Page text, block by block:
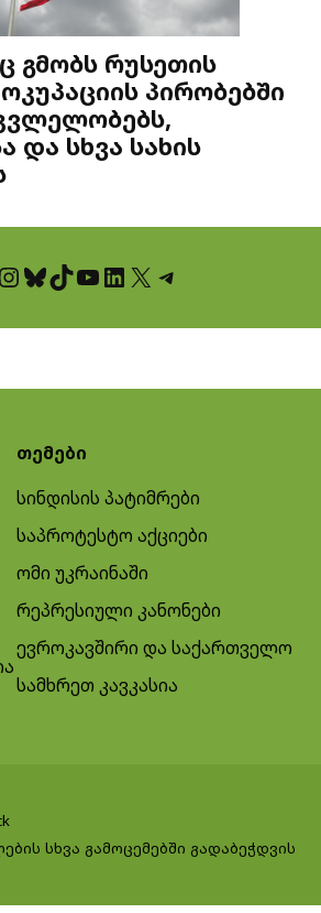
გმობს რუსეთის
პირობებში
და სხვა სახის
InstagramBluesky TikTok YouTube LinkedIn X Telegram
თემები
სინდისის პატიმრები
საპროტესტო აქციები
ომი უკრაინაში
რეპრესიული კანონები
ევროკავშირი და საქართველო
სამხრეთ კავკასია
სხვა გამოცემებში გადაბეჭდვის